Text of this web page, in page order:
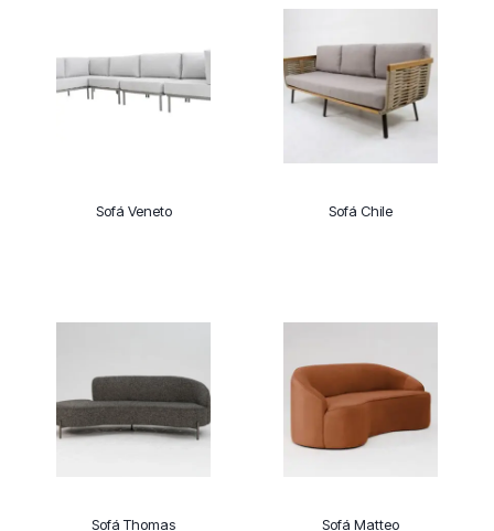
Sofá Veneto Sofá Chile
Sofá Thomas Sofá Matteo